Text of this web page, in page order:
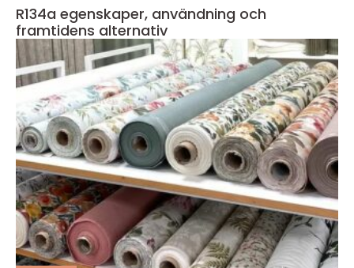
R134a egenskaper, användning och
framtidens alternativ